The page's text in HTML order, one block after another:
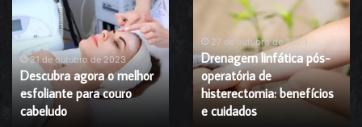
o
melhor
esfoliante
para
couro
cabeludo
21 de outubro de 2023
Descubra agora o melhor
esfoliante para couro
cabeludo
operatória
de
histerectomia:
benefícios
27 de outubro de 2023
Drenagem linfática pós-
operatória de
histerectomia: benefícios
e cuidados